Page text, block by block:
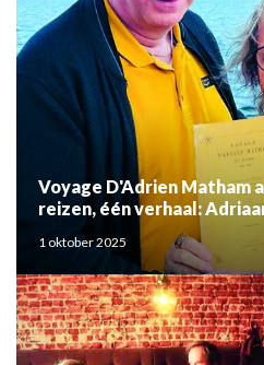
Voyage D'Adrien Matham
reizen, één verhaal:
Mouden
1 oktober 2025